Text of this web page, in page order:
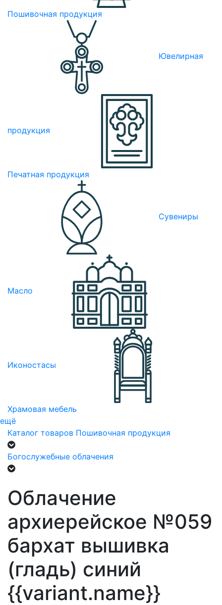
Пошивочная продукция
Ювелирная
продукция
Печатная продукция
Сувениры
Масло
Иконостасы
Храмовая мебель
ещё
Каталог товаров Пошивочная продукция
Богослужебные облачения
Облачение
архиерейское №059
бархат вышивка
(гладь) синий
{{variant.name}}